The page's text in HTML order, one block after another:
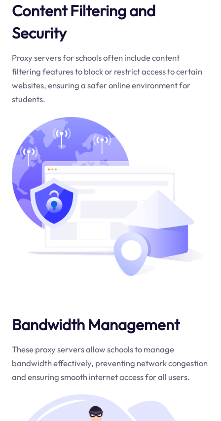
Content Filtering and
Security
Proxy servers for schools often include content
filtering features to block or restrict access to certain
websites, ensuring a safer online environment for
students.
Bandwidth Management
These proxy servers allow schools to manage
bandwidth effectively, preventing network congestion
and ensuring smooth internet access for all users.